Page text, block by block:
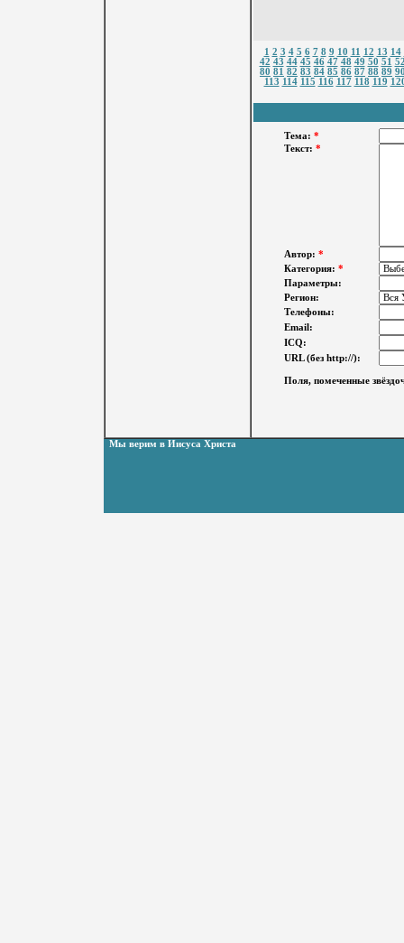
1 2 3 4 5 6 7 8 9 10 11 12 13 14
42 43 44 45 46 47 48 49 50 51
80 81 82 83 84 85 86 87 88 89
113 114 115 116 117 118 119
Тема: *
Текст: *
Автор: *
Категория: *
Параметры:
Регион:
Телефоны:
Email:
ICQ:
URL (без http://):
Поля, помеченные
Мы верим в Иисуса Христа